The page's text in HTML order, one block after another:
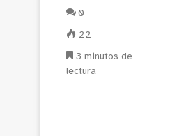
0
22
3 minutos de
lectura